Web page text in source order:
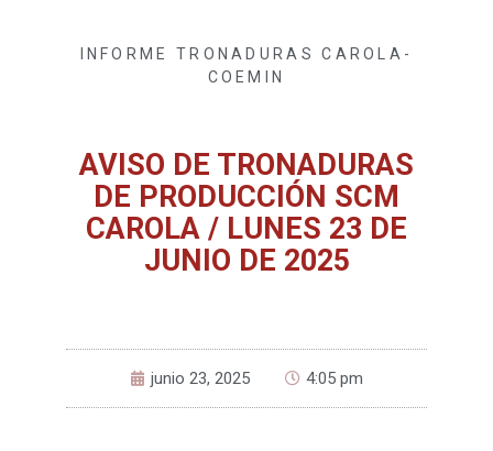
INFORME TRONADURAS CAROLA-
COEMIN
AVISO DE TRONADURAS
DE PRODUCCIÓN SCM
CAROLA / LUNES 23 DE
JUNIO DE 2025
junio 23, 2025 4:05 pm